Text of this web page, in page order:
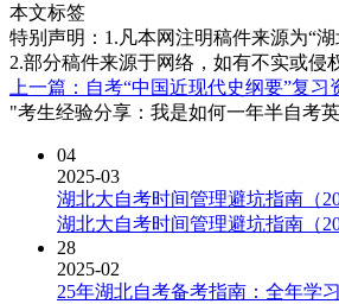
本文标签
特别声明：1.凡本网注明稿件来源为“
2.部分稿件来源于网络，如有不实或侵
上一篇：自考“中国近现代史纲要”复习
"考生经验分享：我是如何一年半自考
04
2025-03
湖北大自考时间管理避坑指南（
湖北大自考时间管理避坑指南（
28
2025-02
25年湖北自考备考指南：全年学